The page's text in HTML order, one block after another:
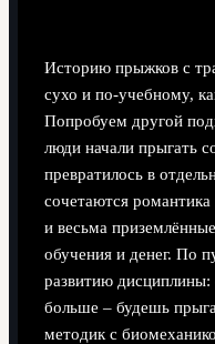
Историю прыжков с
сухо и по-учебному,
Попробуем другой
люди начали прыгать
превратилось в
сочетаются романтика
и весьма
обучения и денег. По
развитию
больше – будешь
методик с